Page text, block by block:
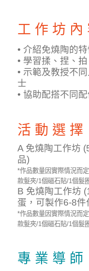
工 作 坊 內
• 介紹免燒陶的
• 學習揉、捏、
• 示範及教授不
士
• 協助配搭不同
活 動 選 擇
A 免燒陶工作坊
品)
*作品數量因實際情況而
款髮夾/1個磁石貼/1個髮
B 免燒陶工作坊
蛋，可製作6-8件
*作品數量因實際情況而
款髮夾/1個磁石貼/1個髮
專 業 導 師